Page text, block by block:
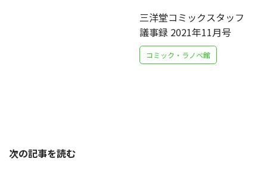
三洋堂コミックスタッフ
議事録 2021年11月号
コミック・ラノベ館
次の記事を読む